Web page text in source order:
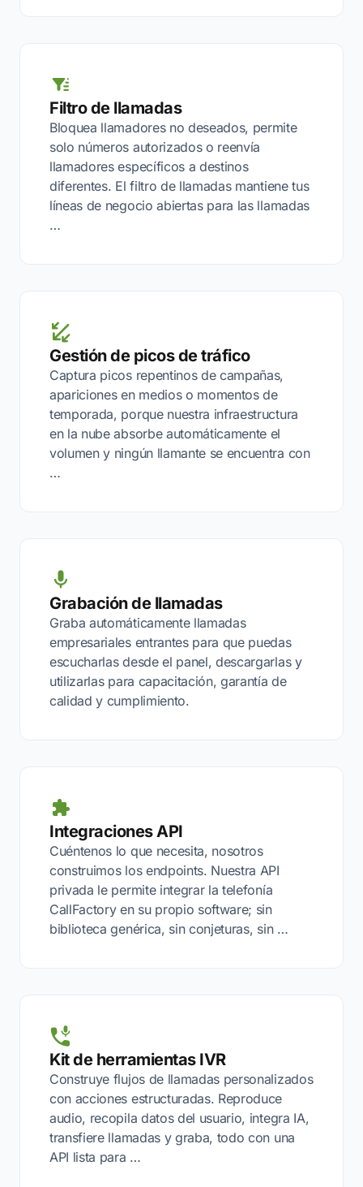
Filtro de llamadas
Bloquea llamadores no deseados, permite
solo números autorizados o reenvía
llamadores específicos a destinos
diferentes. El filtro de llamadas mantiene tus
líneas de negocio abiertas para las llamadas
…
Gestión de picos de tráfico
Captura picos repentinos de campañas,
apariciones en medios o momentos de
temporada, porque nuestra infraestructura
en la nube absorbe automáticamente el
volumen y ningún llamante se encuentra con
…
Grabación de llamadas
Graba automáticamente llamadas
empresariales entrantes para que puedas
escucharlas desde el panel, descargarlas y
utilizarlas para capacitación, garantía de
calidad y cumplimiento.
Integraciones API
Cuéntenos lo que necesita, nosotros
construimos los endpoints. Nuestra API
privada le permite integrar la telefonía
CallFactory en su propio software; sin
biblioteca genérica, sin conjeturas, sin …
Kit de herramientas IVR
Construye flujos de llamadas personalizados
con acciones estructuradas. Reproduce
audio, recopila datos del usuario, integra IA,
transfiere llamadas y graba, todo con una
API lista para …